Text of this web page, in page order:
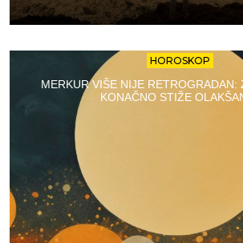
HOROSKOP
MERKUR VIŠE NIJE RETROGRADAN:
KONAČNO STIŽE